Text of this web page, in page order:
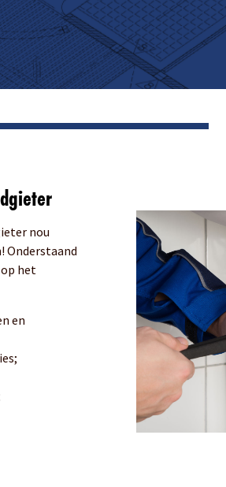
nou
Onderstaand
het
en